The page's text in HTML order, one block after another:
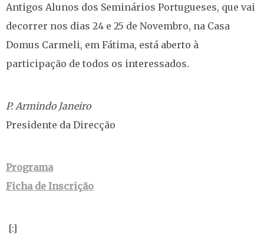
Antigos Alunos dos Seminários Portugueses, que vai
decorrer nos dias 24 e 25 de Novembro, na Casa
Domus Carmeli, em Fátima, está aberto à
participação de todos os interessados.
P. Armindo Janeiro
Presidente da Direcção
Programa
Ficha de Inscrição
[:]